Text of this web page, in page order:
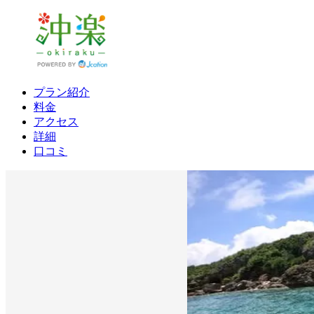
プラン紹介
料金
アクセス
詳細
口コミ